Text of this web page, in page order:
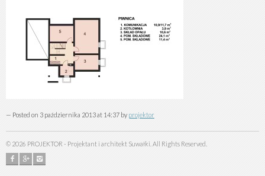
— Posted on 3 października 2013 at 14:37 by projektor
© 2026 PROJEKTOR - Projektant i architekt Suwałki. All Rights Reserved.